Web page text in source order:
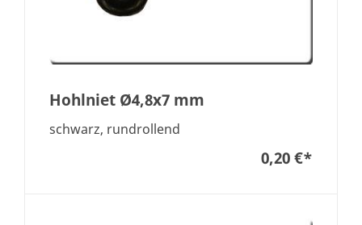
Hohlniet Ø4,8x7 mm
schwarz, rundrollend
0,20 €*